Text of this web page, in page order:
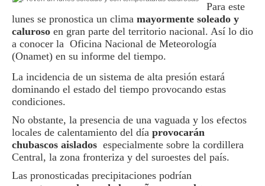
Para este
lunes se pronostica un clima mayormente soleado y
caluroso en gran parte del territorio nacional. Así lo dio
a conocer la Oficina Nacional de Meteorología
(Onamet) en su informe del tiempo.
La incidencia de un sistema de alta presión estará
dominando el estado del tiempo provocando estas
condiciones.
No obstante, la presencia de una vaguada y los efectos
locales de calentamiento del día provocarán
chubascos aislados especialmente sobre la cordillera
Central, la zona fronteriza y del suroestes del país.
Las pronosticadas precipitaciones podrían